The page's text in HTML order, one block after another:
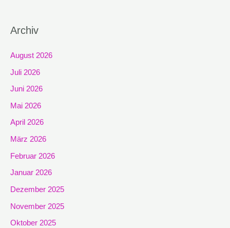
Archiv
August 2026
Juli 2026
Juni 2026
Mai 2026
April 2026
März 2026
Februar 2026
Januar 2026
Dezember 2025
November 2025
Oktober 2025